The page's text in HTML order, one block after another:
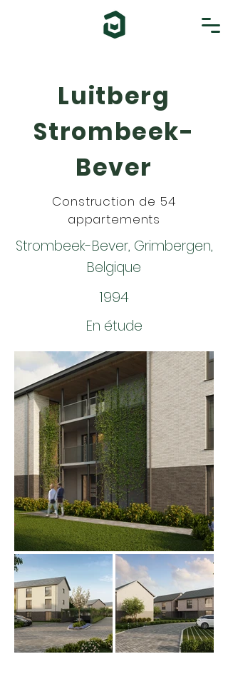
Luitberg
Strombeek-
Bever
Construction de 54
appartements
Strombeek-Bever, Grimbergen,
Belgique
1994
En étude